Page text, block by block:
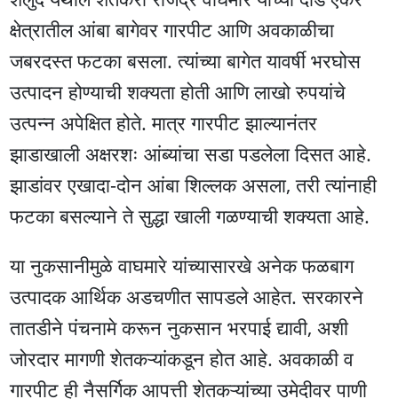
क्षेत्रातील आंबा बागेवर गारपीट आणि अवकाळीचा
जबरदस्त फटका बसला. त्यांच्या बागेत यावर्षी भरघोस
उत्पादन होण्याची शक्यता होती आणि लाखो रुपयांचे
उत्पन्न अपेक्षित होते. मात्र गारपीट झाल्यानंतर
झाडाखाली अक्षरशः आंब्यांचा सडा पडलेला दिसत आहे.
झाडांवर एखादा-दोन आंबा शिल्लक असला, तरी त्यांनाही
फटका बसल्याने ते सुद्धा खाली गळण्याची शक्यता आहे.
या नुकसानीमुळे वाघमारे यांच्यासारखे अनेक फळबाग
उत्पादक आर्थिक अडचणीत सापडले आहेत. सरकारने
तातडीने पंचनामे करून नुकसान भरपाई द्यावी, अशी
जोरदार मागणी शेतकऱ्यांकडून होत आहे. अवकाळी व
गारपीट ही नैसर्गिक आपत्ती शेतकऱ्यांच्या उमेदीवर पाणी